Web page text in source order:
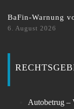
BaFin-Warnung
6. August 2026
Autobetrug –